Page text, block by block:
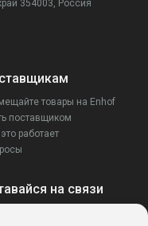
354003, Россия
товары на Enhof
поставщиком
работает
на связи